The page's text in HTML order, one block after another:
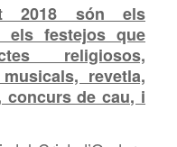
2018 són els
els festejos que
religiosos,
revetla,
de cau, i